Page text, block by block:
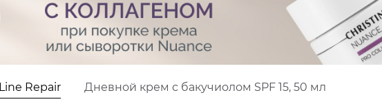
Line Repair Дневной крем с бакучиолом SPF 15, 50 мл